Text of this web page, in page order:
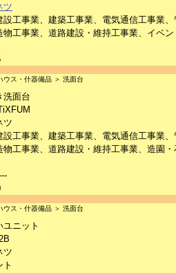
ツ
設工事業、建築工事業、電気通信工事業
物工事業、道路建設・維持工事業、イベン
ウス・什器備品 ＞ 洗面台
洗面台
ツ
設工事業、建築工事業、電気通信工事業
物工事業、道路建設・維持工事業、造園
ウス・什器備品 ＞ 洗面台
ユニット
ツ
ト